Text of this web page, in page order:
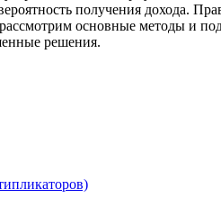
получения дохода.
основные методы и
решения.